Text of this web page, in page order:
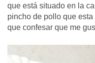
que está situado en la
pincho de pollo que
que confesar que me